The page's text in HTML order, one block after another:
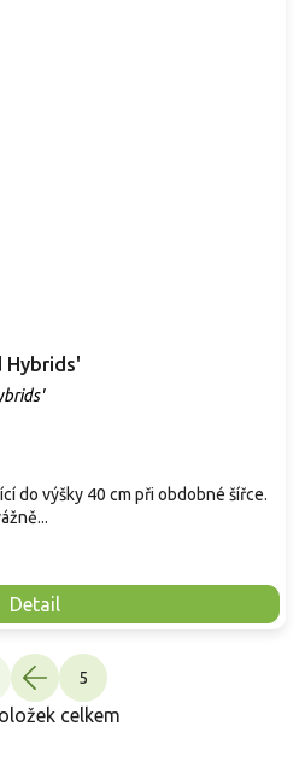
Hybrids'
Detail
do výšky 40 cm při obdobné šířce.
O
v
S
t
r
á
5
celkem